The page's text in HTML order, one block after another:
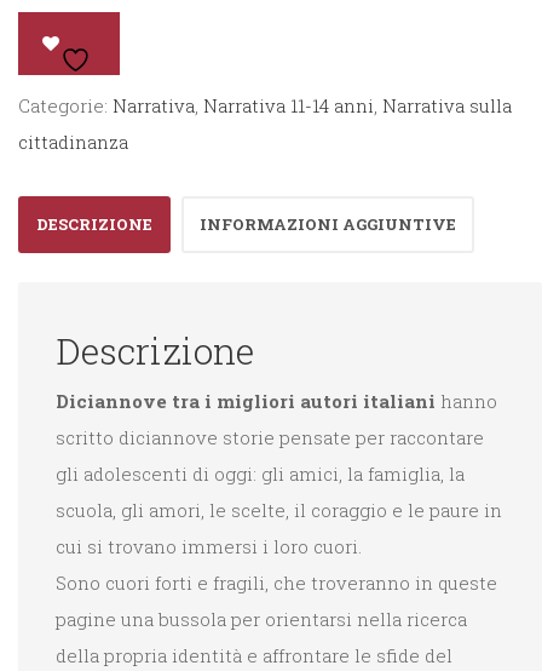
quantità
Categorie: Narrativa Narrativa 11-14 anni Narrativa sulla
cittadinanza
DESCRIZIONE INFORMAZIONI AGGIUNTIVE
Descrizione
Diciannove tra i migliori autori italiani hanno
scritto diciannove storie pensate per raccontare
gli adolescenti di oggi: gli amici, la famiglia, la
scuola, gli amori, le scelte, il coraggio e le paure in
cui si trovano immersi i loro cuori.
Sono cuori forti e fragili, che troveranno in queste
pagine una bussola per orientarsi nella ricerca
della propria identità e affrontare le sfide del